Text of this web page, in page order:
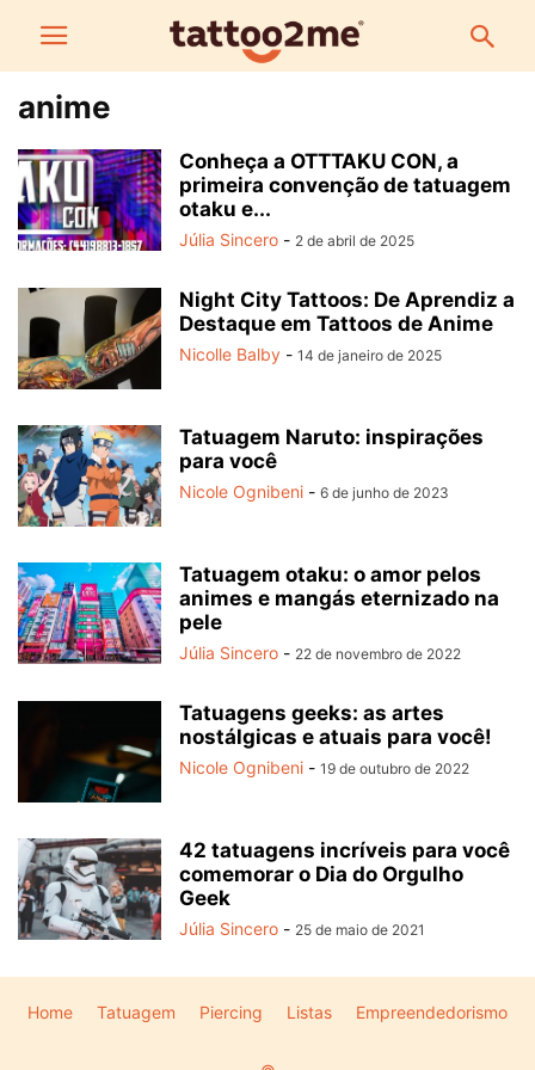
anime
Conheça a OTTTAKU CON, a
primeira convenção de tatuagem
otaku e...
Júlia Sincero - 2 de abril de 2025
Night City Tattoos: De Aprendiz a
Destaque em Tattoos de Anime
Nicolle Balby - 14 de janeiro de 2025
Tatuagem Naruto: inspirações
para você
Nicole Ognibeni - 6 de junho de 2023
Tatuagem otaku: o amor pelos
animes e mangás eternizado na
pele
Júlia Sincero - 22 de novembro de 2022
Tatuagens geeks: as artes
nostálgicas e atuais para você!
Nicole Ognibeni - 19 de outubro de 2022
42 tatuagens incríveis para você
comemorar o Dia do Orgulho
Geek
Júlia Sincero - 25 de maio de 2021
Home Tatuagem Piercing Listas Empreendedorismo